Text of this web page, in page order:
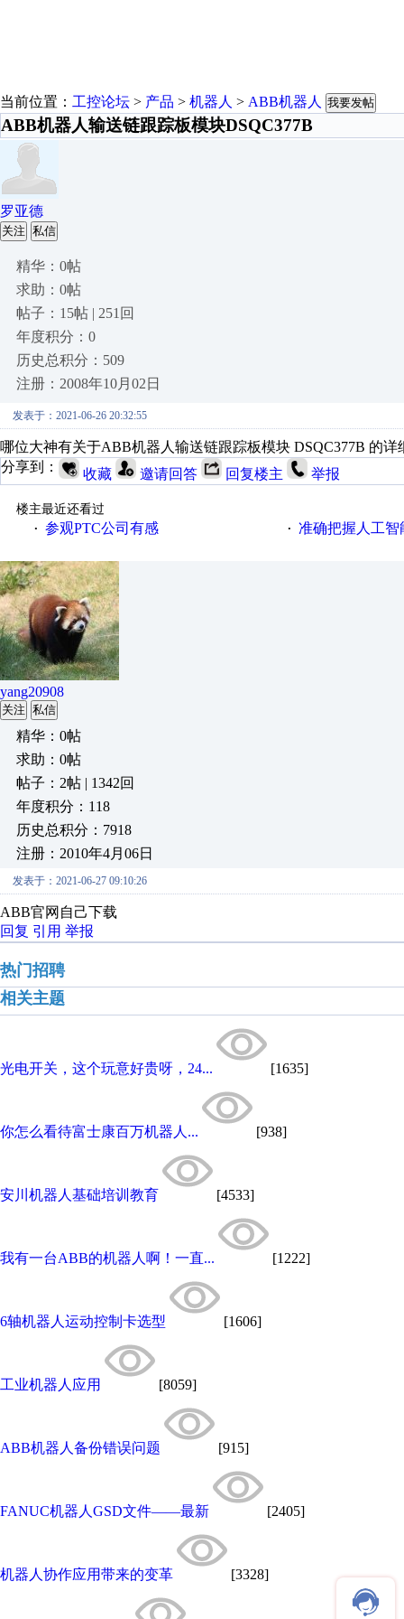
当前位置： 工控论坛 > 产品 > 机器人 > ABB机器人 我要发帖
ABB机器人输送链跟踪板模块DSQC377B
罗亚德
关注 私信
精华：0帖
求助：0帖
帖子：15帖 | 251回
年度积分：0
历史总积分：509
注册：2008年10月02日
发表于：2021-06-26 20:32:55
哪位大神有关于ABB机器人输送链跟踪板模块 DSQC377B 的
分享到：
收藏 邀请回答 回复楼主 举报
楼主最近还看过
· 参观PTC公司有感 · 准确把握人工
yang20908
关注 私信
精华：0帖
求助：0帖
帖子：2帖 | 1342回
年度积分：118
历史总积分：7918
注册：2010年4月06日
发表于：2021-06-27 09:10:26
ABB官网自己下载
回复 引用 举报
热门招聘
相关主题
光电开关，这个玩意好贵呀，24... [1635]
你怎么看待富士康百万机器人... [938]
安川机器人基础培训教育 [4533]
我有一台ABB的机器人啊！一直... [1222]
6轴机器人运动控制卡选型 [1606]
工业机器人应用 [8059]
ABB机器人备份错误问题 [915]
FANUC机器人GSD文件——最新 [2405]
机器人协作应用带来的变革 [3328]